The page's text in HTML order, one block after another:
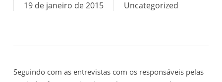
19 de janeiro de 2015 Uncategorized
Seguindo com as entrevistas com os responsáveis pelas